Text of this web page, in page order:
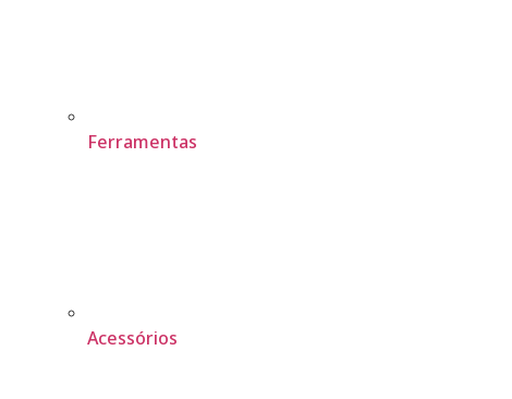
Ferramentas
Acessórios